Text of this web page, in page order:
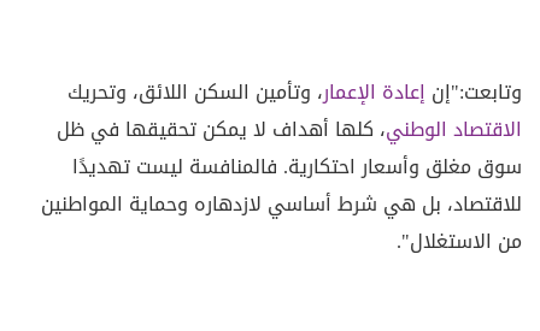
وتابعت:"إن إعادة الإعمار، وتأمين السكن اللائق، وتحريك
الاقتصاد الوطني، كلها أهداف لا يمكن تحقيقها في ظل
سوق مغلق وأسعار احتكارية. فالمنافسة ليست تهديدًا
للاقتصاد، بل هي شرط أساسي لازدهاره وحماية المواطنين
من الاستغلال".